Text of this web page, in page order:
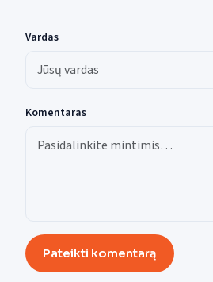
Vardas
Komentaras
Pateikti komentarą